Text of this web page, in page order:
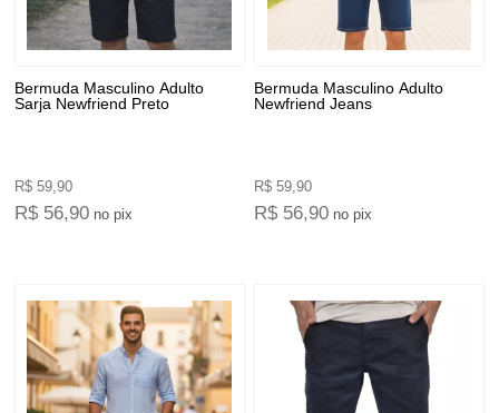
Bermuda Masculino Adulto
Sarja Newfriend Preto
R$ 59,90
R$ 56,90 no pix
Bermuda Masculino Adulto
Newfriend Jeans
R$ 59,90
R$ 56,90 no pix